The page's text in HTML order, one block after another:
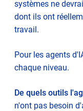
systèmes ne
dont ils ont
travail.
Pour les agents
chaque niveau.
De quels outils
n'ont pas besoin